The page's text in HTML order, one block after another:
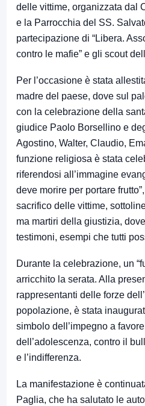
delle vittime, organizzata dal
e la Parrocchia del SS.
partecipazione di “Libera.
contro le mafie” e gli scout
Per l’occasione è stata
madre del paese, dove sul
con la celebrazione della
giudice Paolo Borsellino e
Agostino, Walter, Claudio,
funzione religiosa è stata
riferendosi all’immagine
deve morire per portare
sacrifico delle vittime,
ma martiri della giustizia,
testimoni, esempi che tutti
Durante la celebrazione, un
arricchito la serata. Alla
rappresentanti delle forze
popolazione, è stata
simbolo dell’impegno a
dell’adolescenza, contro il
e l’indifferenza.
La manifestazione è
Paglia, che ha salutato le